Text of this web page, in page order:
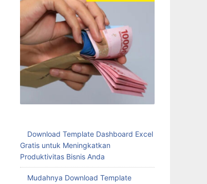
Download Template Dashboard Excel
Gratis untuk Meningkatkan
Produktivitas Bisnis Anda
Mudahnya Download Template